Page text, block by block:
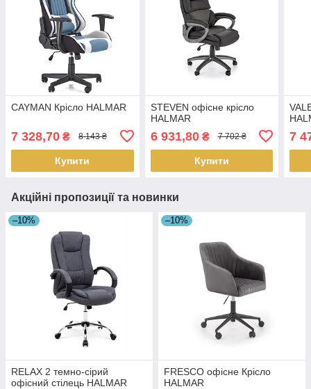
CAYMAN Крісло HALMAR
7 328,70 ₴ 8 143 ₴
Купити
STEVEN офісне крісло
HALMAR
6 931,80₴ 7 702 ₴
Купити
7
Акційні пропозиції та новинки
–10%
RELAX 2 темно-сірий
офісний стілець HALMAR
–10%
FRESCO офісне Крісло
HALMAR